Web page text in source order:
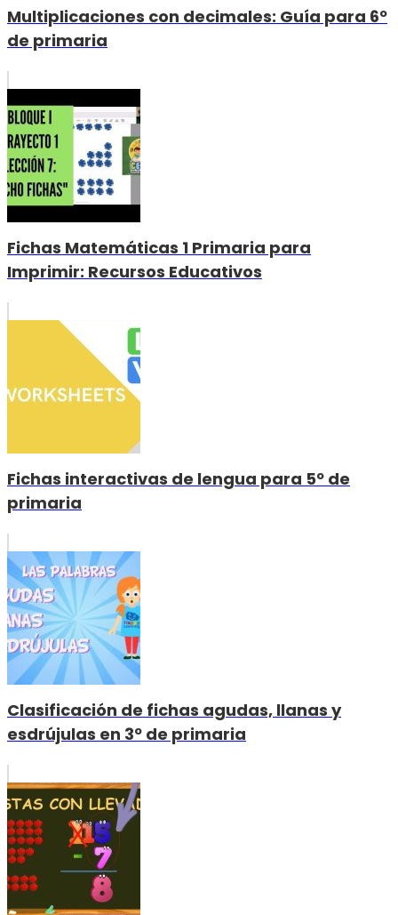
Multiplicaciones con decimales: Guía para 6º
de primaria
Fichas Matemáticas 1 Primaria para
Imprimir: Recursos Educativos
Fichas interactivas de lengua para 5º de
primaria
Clasificación de fichas agudas, llanas y
esdrújulas en 3º de primaria